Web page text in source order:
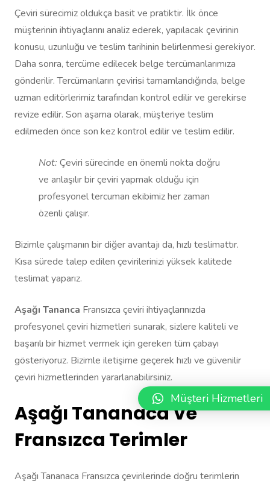
Çeviri sürecimiz oldukça basit ve pratiktir. İlk önce
müşterinin ihtiyaçlarını analiz ederek, yapılacak çevirinin
konusu, uzunluğu ve teslim tarihinin belirlenmesi gerekiyor.
Daha sonra, tercüme edilecek belge tercümanlarımıza
gönderilir. Tercümanların çevirisi tamamlandığında, belge
uzman editörlerimiz tarafından kontrol edilir ve gerekirse
revize edilir. Son aşama olarak, müşteriye teslim
edilmeden önce son kez kontrol edilir ve teslim edilir.
Not: Çeviri sürecinde en önemli nokta doğru
ve anlaşılır bir çeviri yapmak olduğu için
profesyonel tercuman ekibimiz her zaman
özenli çalışır.
Bizimle çalışmanın bir diğer avantajı da, hızlı teslimattır.
Kısa sürede talep edilen çevirilerinizi yüksek kalitede
teslimat yaparız.
Aşağı Tananca Fransızca çeviri ihtiyaçlarınızda
profesyonel çeviri hizmetleri sunarak, sizlere kaliteli ve
başarılı bir hizmet vermek için gereken tüm çabayı
gösteriyoruz. Bizimle iletişime geçerek hızlı ve güvenilir
çeviri hizmetlerinden yararlanabilirsiniz.
Aşağı Tananaca Ve
Fransızca Terimler
Aşağı Tananaca Fransızca çevirilerinde doğru terimlerin
Müşteri Hizmetleri